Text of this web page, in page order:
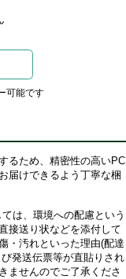
可能です
るため、精密性の高いPC
届けできるよう丁寧な梱
は、環境への配慮という
接送り状などを添付して
・汚れといった理由(配達
発送伝票等が直貼りされ
ませんのでご了承くださ